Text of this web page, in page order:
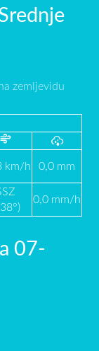
zemljevidu
km/h 0,0 mm
0,0 mm/h
07-